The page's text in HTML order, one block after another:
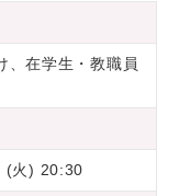
、在学生・教職員
(火) 20:30